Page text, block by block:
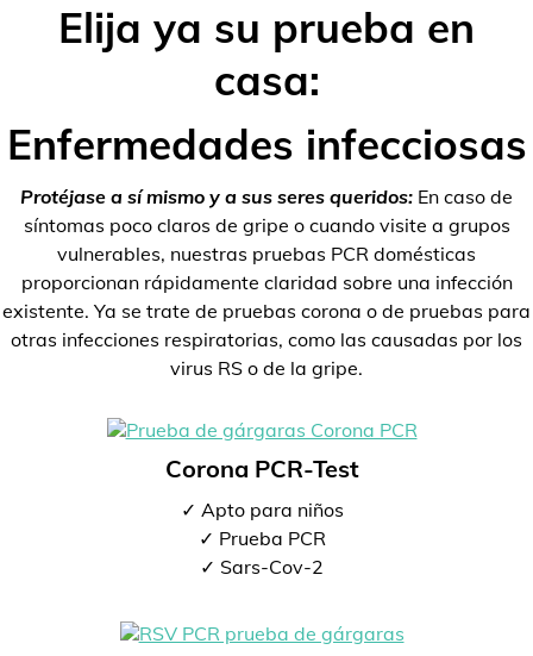
Elija ya su prueba en
casa:
Enfermedades infecciosas
Protéjase a sí mismo y a sus seres queridos: En caso de
síntomas poco claros de gripe o cuando visite a grupos
vulnerables, nuestras pruebas PCR domésticas
proporcionan rápidamente claridad sobre una infección
existente. Ya se trate de pruebas corona o de pruebas para
otras infecciones respiratorias, como las causadas por los
virus RS o de la gripe.
Corona PCR-Test
✓ Apto para niños
✓ Prueba PCR
✓ Sars-Cov-2